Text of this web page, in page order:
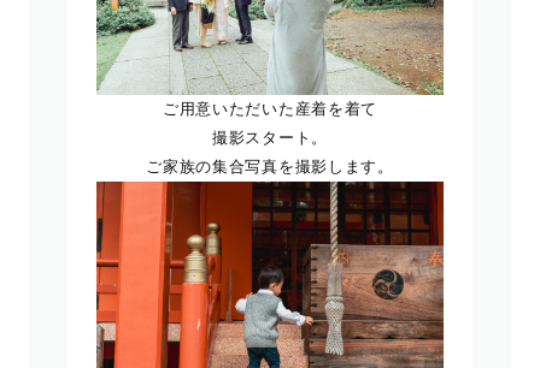
ご用意いただいた産着を着て
撮影スタート。
ご家族の集合写真を撮影します。